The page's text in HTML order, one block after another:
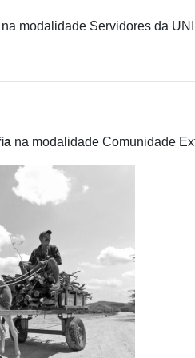
na modalidade Servidores da
na modalidade Comunidade